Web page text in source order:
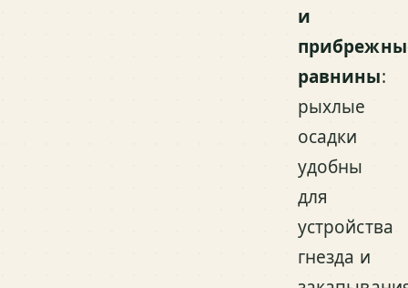
и
равнины:
рыхлые
осадки
удобны
для
устройства
гнезда и